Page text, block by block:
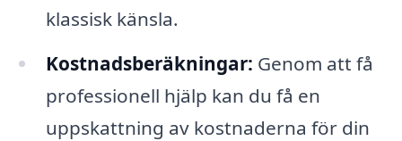
klassisk känsla.
Kostnadsberäkningar: Genom att få
professionell hjälp kan du få en
uppskattning av kostnaderna för din